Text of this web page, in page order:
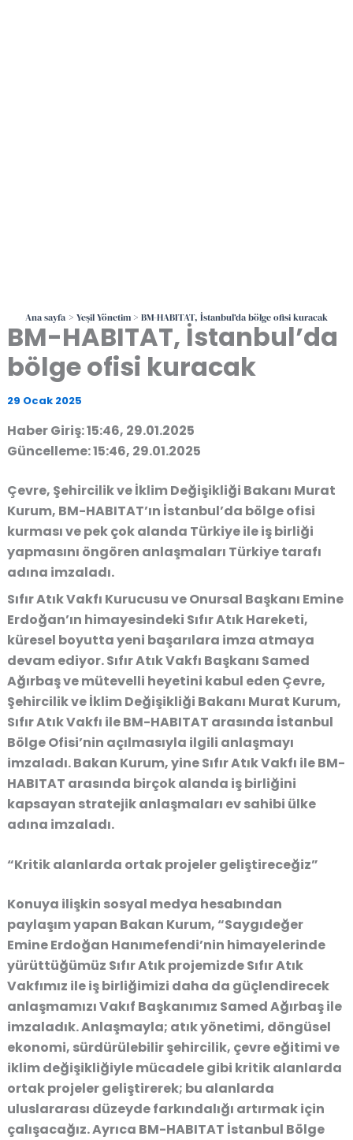
Ana sayfa Yeşil Yönetim BM-HABITAT, İstanbul’da bölge ofisi kuracak
BM-HABITAT, İstanbul’da
bölge ofisi kuracak
29 Ocak 2025
Haber Giriş: 15:46, 29.01.2025
Güncelleme: 15:46, 29.01.2025
Çevre, Şehircilik ve İklim Değişikliği Bakanı Murat
Kurum, BM-HABITAT’ın İstanbul’da bölge ofisi
kurması ve pek çok alanda Türkiye ile iş birliği
yapmasını öngören anlaşmaları Türkiye tarafı
adına imzaladı.
Sıfır Atık Vakfı Kurucusu ve Onursal Başkanı Emine
Erdoğan’ın himayesindeki Sıfır Atık Hareketi,
küresel boyutta yeni başarılara imza atmaya
devam ediyor. Sıfır Atık Vakfı Başkanı Samed
Ağırbaş ve mütevelli heyetini kabul eden Çevre,
Şehircilik ve İklim Değişikliği Bakanı Murat Kurum,
Sıfır Atık Vakfı ile BM-HABITAT arasında İstanbul
Bölge Ofisi’nin açılmasıyla ilgili anlaşmayı
imzaladı. Bakan Kurum, yine Sıfır Atık Vakfı ile BM-
HABITAT arasında birçok alanda iş birliğini
kapsayan stratejik anlaşmaları ev sahibi ülke
adına imzaladı.
“Kritik alanlarda ortak projeler geliştireceğiz”
Konuya ilişkin sosyal medya hesabından
paylaşım yapan Bakan Kurum, “Saygıdeğer
Emine Erdoğan Hanımefendi’nin himayelerinde
yürüttüğümüz Sıfır Atık projemizde Sıfır Atık
Vakfımız ile iş birliğimizi daha da güçlendirecek
anlaşmamızı Vakıf Başkanımız Samed Ağırbaş ile
imzaladık. Anlaşmayla; atık yönetimi, döngüsel
ekonomi, sürdürülebilir şehircilik, çevre eğitimi ve
iklim değişikliğiyle mücadele gibi kritik alanlarda
ortak projeler geliştirerek; bu alanlarda
uluslararası düzeyde farkındalığı artırmak için
çalışacağız. Ayrıca BM-HABITAT İstanbul Bölge